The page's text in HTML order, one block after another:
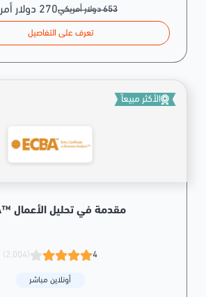
653 دولار أمريكي 270 دولار أمريكي
تعرف على التفاصيل
الأكثر مبيعاً
مقدمة في تحليل الأعمال ™ECBA
4
(2,004)
أونلاين مباشر